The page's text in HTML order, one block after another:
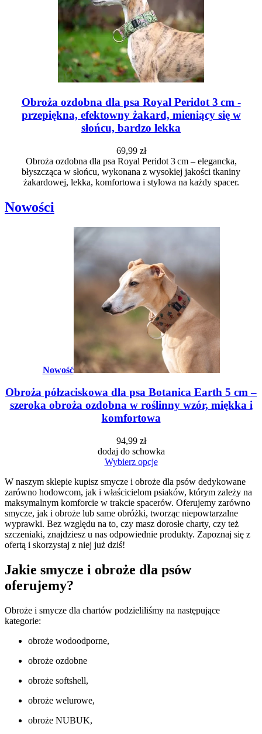
Obroża ozdobna dla psa Royal Peridot 3 cm -
przepiękna, efektowny żakard, mieniący się w
słońcu, bardzo lekka
69,99 zł
Obroża ozdobna dla psa Royal Peridot 3 cm – elegancka,
błyszcząca w słońcu, wykonana z wysokiej jakości tkaniny
żakardowej, lekka, komfortowa i stylowa na każdy spacer.
Nowości
Nowość
Obroża półzaciskowa dla psa Botanica Earth 5 cm –
szeroka obroża ozdobna w roślinny wzór, miękka i
komfortowa
94,99 zł
dodaj do schowka
Wybierz opcje
W naszym sklepie kupisz smycze i obroże dla psów dedykowane
zarówno hodowcom, jak i właścicielom psiaków, którym zależy na
maksymalnym komforcie w trakcie spacerów. Oferujemy zarówno
smycze, jak i obroże lub same obróżki, tworząc niepowtarzalne
wyprawki. Bez względu na to, czy masz dorosłe charty, czy też
szczeniaki, znajdziesz u nas odpowiednie produkty. Zapoznaj się z
ofertą i skorzystaj z niej już dziś!
Jakie smycze i obroże dla psów
oferujemy?
Obroże i smycze dla chartów podzieliliśmy na następujące
kategorie:
obroże wodoodporne,
obroże ozdobne
obroże softshell,
obroże welurowe,
obroże NUBUK,